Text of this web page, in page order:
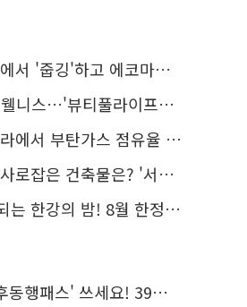
하
기
하
깅'하고 에코마일리지도 줍줍!
티풀라이프인서울' 6일부터 사전 예약
탄가스 점유율 1위 가능? Yes, I 'CAN'
축물은? '서울시 건축상' 수상작 공개!
밤! 8월 한정 무료 '한강 밤핑' 예약은?
스' 쓰세요! 39세까지 청년 혜택